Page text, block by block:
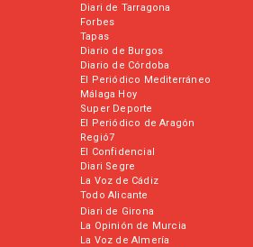
Diari de Tarragona
Forbes
Tapas
Diario de Burgos
Diario de Córdoba
El Periódico Mediterráneo
Málaga Hoy
Super Deporte
El Periódico de Aragón
Regió7
El Confidencial
Diari Segre
La Voz de Cádiz
Todo Alicante
Diari de Girona
La Opinión de Murcia
La Voz de Almería